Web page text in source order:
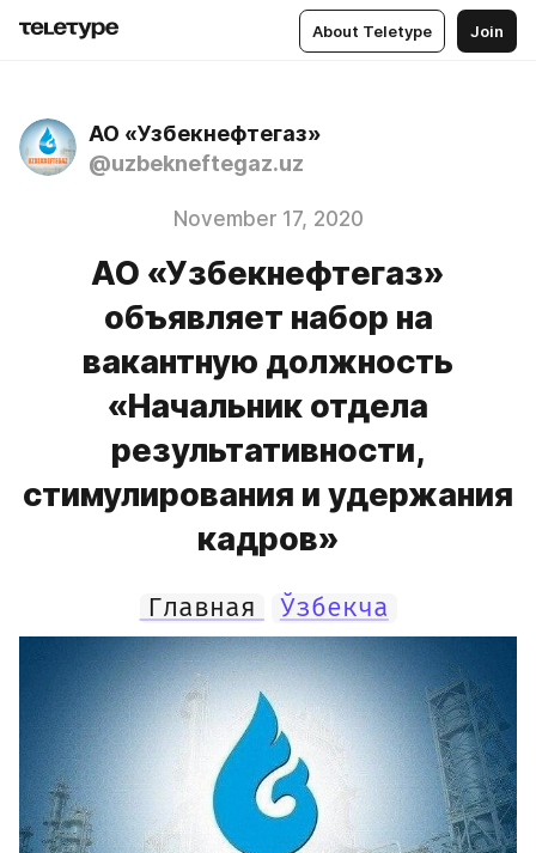
About Teletype Join
АО «Узбекнефтегаз»
@uzbekneftegaz.uz
November 17, 2020
АО «Узбекнефтегаз»
объявляет набор на
вакантную должность
«Начальник отдела
результативности,
стимулирования и удержания
кадров»
Главная Ўзбекча